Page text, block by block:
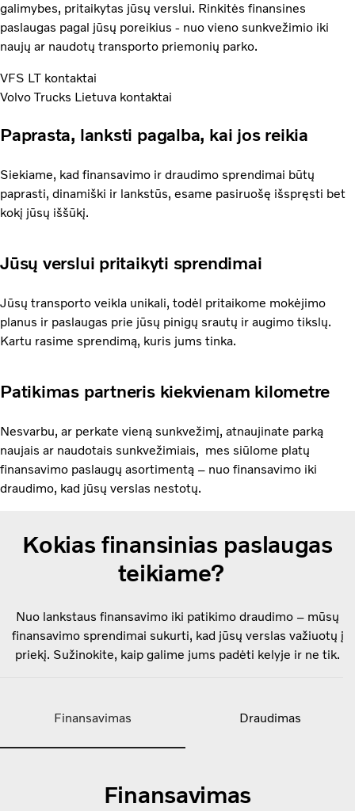
galimybes, pritaikytas jūsų verslui. Rinkitės finansines
paslaugas pagal jūsų poreikius - nuo vieno sunkvežimio iki
naujų ar naudotų transporto priemonių parko.
VFS LT kontaktai
Volvo Trucks Lietuva kontaktai
Paprasta, lanksti pagalba, kai jos reikia
Siekiame, kad finansavimo ir draudimo sprendimai būtų
paprasti, dinamiški ir lankstūs, esame pasiruošę išspręsti bet
kokį jūsų iššūkį.
Jūsų verslui pritaikyti sprendimai
Jūsų transporto veikla unikali, todėl pritaikome mokėjimo
planus ir paslaugas prie jūsų pinigų srautų ir augimo tikslų.
Kartu rasime sprendimą, kuris jums tinka.
Patikimas partneris kiekvienam kilometre
Nesvarbu, ar perkate vieną sunkvežimį, atnaujinate parką
naujais ar naudotais sunkvežimiais, mes siūlome platų
finansavimo paslaugų asortimentą – nuo finansavimo iki
draudimo, kad jūsų verslas nestotų.
Kokias finansinias paslaugas
teikiame?
Nuo lankstaus finansavimo iki patikimo draudimo – mūsų
finansavimo sprendimai sukurti, kad jūsų verslas važiuotų į
priekį. Sužinokite, kaip galime jums padėti kelyje ir ne tik.
Finansavimas Draudimas
Finansavimas